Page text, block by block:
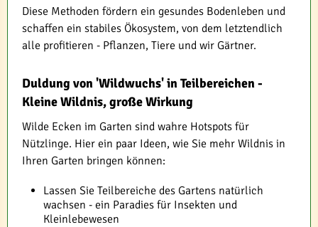
Diese Methoden fördern ein gesundes Bodenleben und
schaffen ein stabiles Ökosystem, von dem letztendlich
alle profitieren - Pflanzen, Tiere und wir Gärtner.
Duldung von 'Wildwuchs' in Teilbereichen -
Kleine Wildnis, große Wirkung
Wilde Ecken im Garten sind wahre Hotspots für
Nützlinge. Hier ein paar Ideen, wie Sie mehr Wildnis in
Ihren Garten bringen können:
Lassen Sie Teilbereiche des Gartens natürlich
wachsen - ein Paradies für Insekten und
Kleinlebewesen